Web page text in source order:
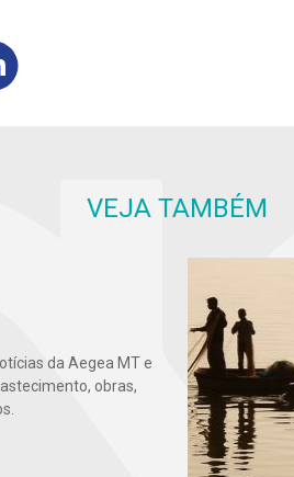
VEJA TAMBÉM
da Aegea MT e
obras,